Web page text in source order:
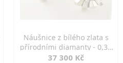
Náušnice z bílého zlata s
přírodními diamanty - 0,30
ct
37 300 Kč